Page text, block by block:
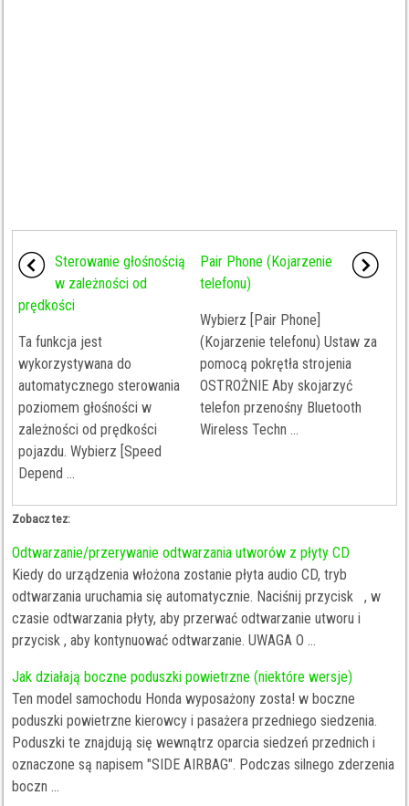
Sterowanie głośnością
w zależności od
prędkości
Ta funkcja jest
wykorzystywana do
automatycznego sterowania
poziomem głośności w
zależności od prędkości
pojazdu. Wybierz [Speed
Depend ...
Pair Phone (Kojarzenie
telefonu)
Wybierz [Pair Phone]
(Kojarzenie telefonu) Ustaw za
pomocą pokrętła strojenia
OSTROŻNIE Aby skojarzyć
telefon przenośny Bluetooth
Wireless Techn ...
Zobacz tez:
Odtwarzanie/przerywanie odtwarzania utworów z płyty CD
Kiedy do urządzenia włożona zostanie płyta audio CD, tryb
odtwarzania uruchamia się automatycznie. Naciśnij przycisk , w
czasie odtwarzania płyty, aby przerwać odtwarzanie utworu i
przycisk , aby kontynuować odtwarzanie. UWAGA O ...
Jak działają boczne poduszki powietrzne (niektóre wersje)
Ten model samochodu Honda wyposażony zosta! w boczne
poduszki powietrzne kierowcy i pasażera przedniego siedzenia.
Poduszki te znajdują się wewnątrz oparcia siedzeń przednich i
oznaczone są napisem "SIDE AIRBAG". Podczas silnego zderzenia
boczn ...